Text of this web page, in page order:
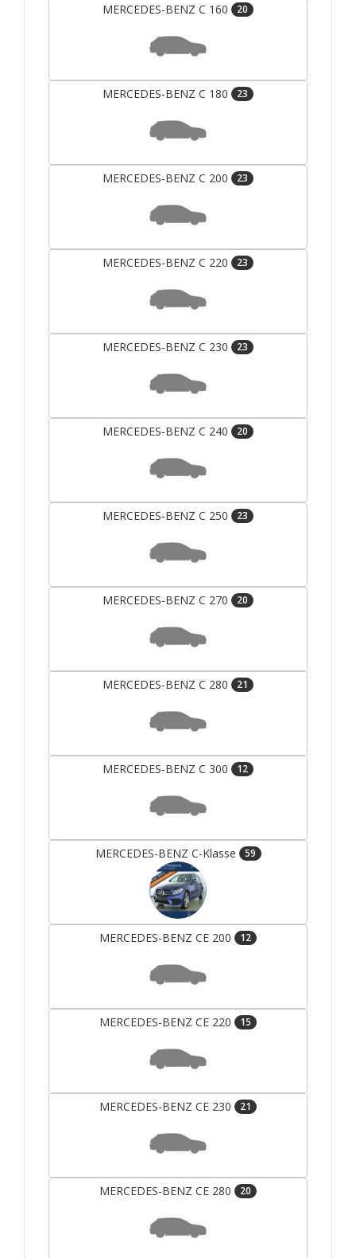
MERCEDES-BENZ C 160 20
MERCEDES-BENZ C 180 23
MERCEDES-BENZ C 200 23
MERCEDES-BENZ C 220 23
MERCEDES-BENZ C 230 23
MERCEDES-BENZ C 240 20
MERCEDES-BENZ C 250 23
MERCEDES-BENZ C 270 20
MERCEDES-BENZ C 280 21
MERCEDES-BENZ C 300 12
MERCEDES-BENZ C-Klasse 59
MERCEDES-BENZ CE 200 12
MERCEDES-BENZ CE 220 15
MERCEDES-BENZ CE 230 21
MERCEDES-BENZ CE 280 20